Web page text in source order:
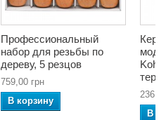
Профессиональный
набор для резьбы по
дереву, 5 резцов
759,00 грн
В корзину
Koh-
В